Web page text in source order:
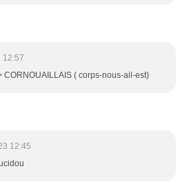
12:57
CORNOUAILLAIS ( corps-nous-ail-est)
12:45